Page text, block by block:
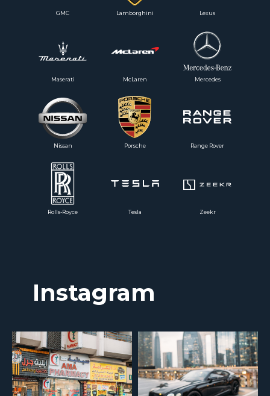
Zeekr
GMC
Porsche Range Rover
Tesla
Nissan
Rolls-Royce
Mercedes
McLaren
Maserati
Lexus
Lamborghini
Instagram